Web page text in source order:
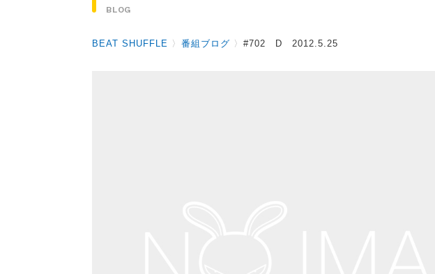
BLOG
BEAT SHUFFLE 〉 番組ブログ 〉 #702 D 2012.5.25